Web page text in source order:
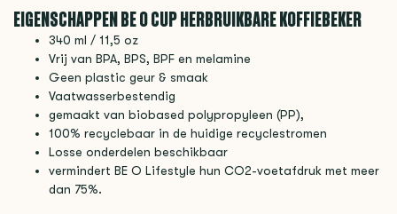
EIGENSCHAPPEN BE O CUP HERBRUIKBARE KOFFIEBEKER
340 ml / 11,5 oz
Vrij van BPA, BPS, BPF en melamine
Geen plastic geur & smaak
Vaatwasserbestendig
gemaakt van biobased polypropyleen (PP),
100% recyclebaar in de huidige recyclestromen
Losse onderdelen beschikbaar
vermindert BE O Lifestyle hun CO2-voetafdruk met meer
dan 75%.